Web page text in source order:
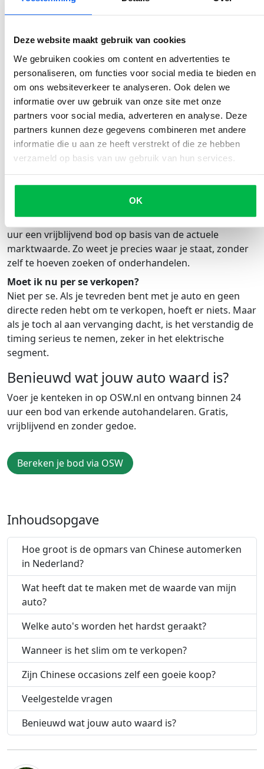
Deze website maakt gebruik van cookies
We gebruiken cookies om content en advertenties te
personaliseren, om functies voor social media te bieden en
om ons websiteverkeer te analyseren. Ook delen we
informatie over uw gebruik van onze site met onze
partners voor social media, adverteren en analyse. Deze
partners kunnen deze gegevens combineren met andere
informatie die u aan ze heeft verstrekt of die ze hebben
verzameld op basis van uw gebruik van hun services.
OK
Verliest mijn Volkswagen of Toyota nu echt waarde
In het compacte EV-segment wel, ja. De snelste dalers
zijn modellen die direct concurreren met goedkopere
Chinese nieuwkomers. Voor populaire benzine- en
hybride modellen van Toyota en Volkswagen is het
effect vooralsnog beperkt, maar de situatie verandert.
Welke merken houden hun waarde het beste?
Toyota staat al jaren bekend om bovengemiddeld
waardevast zijn. Ook Volkswagen en populaire SUV-
modellen van Skoda en Hyundai doen het relatief goed.
Premium merken als BMW en Mercedes verliezen
minder door Chinese instapmodellen.
Wat is mijn auto nu waard?
Via OSW voer je je kenteken in en ontvang je binnen 24
uur een vrijblijvend bod op basis van de actuele
marktwaarde. Zo weet je precies waar je staat, zonder
zelf te hoeven zoeken of onderhandelen.
Moet ik nu per se verkopen?
Niet per se. Als je tevreden bent met je auto en geen
directe reden hebt om te verkopen, hoeft er niets. Maar
als je toch al aan vervanging dacht, is het verstandig de
timing serieus te nemen, zeker in het elektrische
segment.
Benieuwd wat jouw auto waard is?
Voer je kenteken in op OSW.nl en ontvang binnen 24
uur een bod van erkende autohandelaren. Gratis,
vrijblijvend en zonder gedoe.
Bereken je bod via OSW
Inhoudsopgave
Hoe groot is de opmars van Chinese automerken
in Nederland?
Wat heeft dat te maken met de waarde van mijn
auto?
Welke auto's worden het hardst geraakt?
Wanneer is het slim om te verkopen?
Zijn Chinese occasions zelf een goeie koop?
Veelgestelde vragen
Benieuwd wat jouw auto waard is?